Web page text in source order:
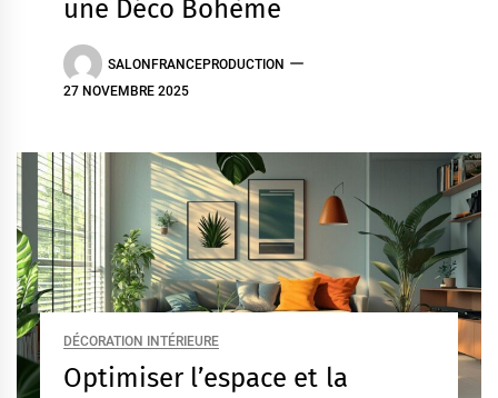
une Déco Bohème
SALONFRANCEPRODUCTION
27 NOVEMBRE 2025
DÉCORATION INTÉRIEURE
Optimiser l’espace et la